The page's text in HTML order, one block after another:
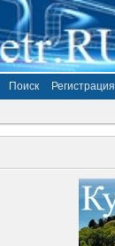
Поиск Регистрация